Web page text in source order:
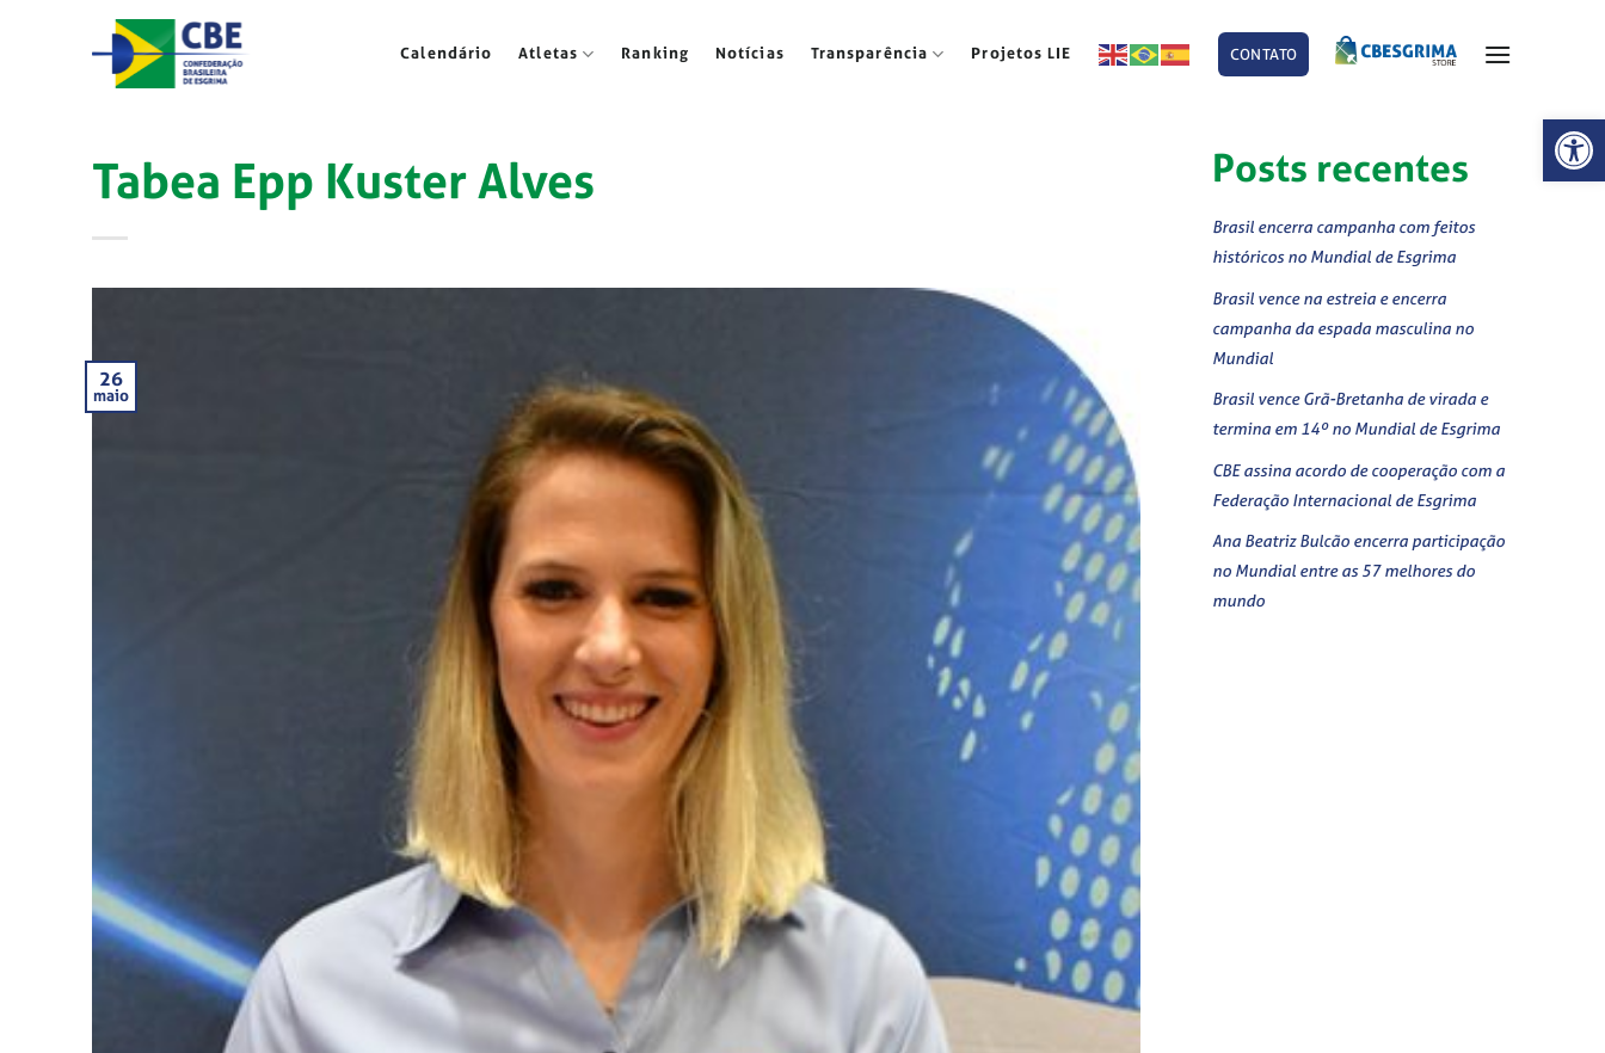
Abrir
Calendário Atletas Ranking Notícias Transparência Projetos LIE CONTATO
Tabea Epp Kuster Alves
26
maio
Posts recentes
Brasil encerra campanha com feitos
históricos no Mundial de Esgrima
Brasil vence na estreia e encerra
campanha da espada masculina no
Mundial
Brasil vence Grã-Bretanha de virada e
termina em 14º no Mundial de Esgrima
CBE assina acordo de cooperação com a
Federação Internacional de Esgrima
Ana Beatriz Bulcão encerra participação
no Mundial entre as 57 melhores do
mundo